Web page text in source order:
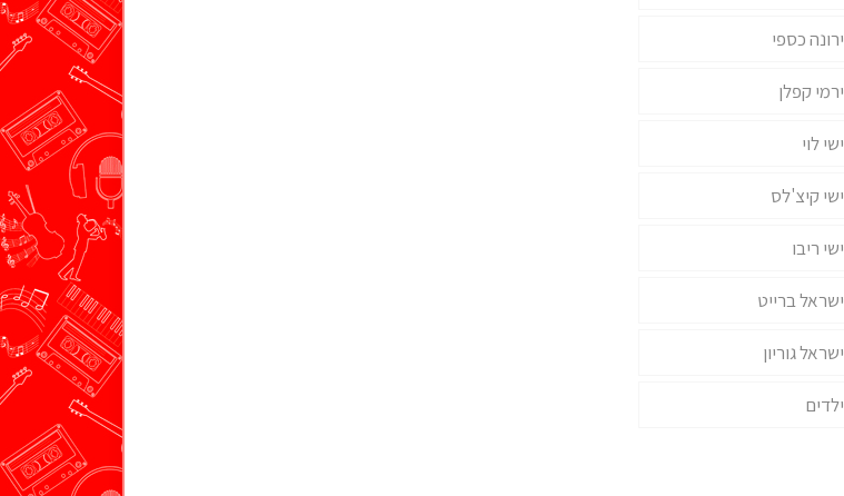
ירונה כספי
ירמי קפלן
ישי לוי
ישי קיצ'לס
ישי ריבו
ישראל ברייט
ישראל גוריון
ילדים